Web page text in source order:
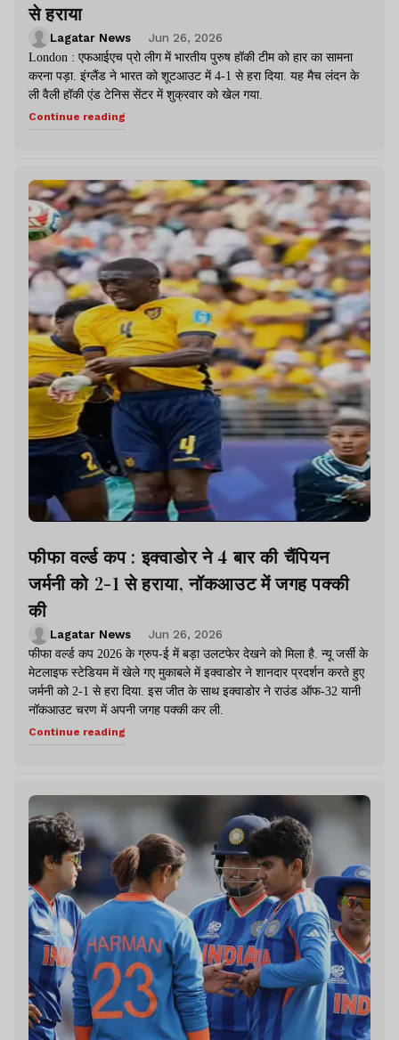
से हराया
Lagatar News
Jun 26, 2026
London : एफआईएच प्रो लीग में भारतीय पुरुष हॉकी टीम को हार का सामना
करना पड़ा. इंग्लैंड ने भारत को शूटआउट में 4-1 से हरा दिया. यह मैच लंदन के
ली वैली हॉकी एंड टेनिस सेंटर में शुक्रवार को खेल गया.
Continue reading
फीफा वर्ल्ड कप : इक्वाडोर ने 4 बार की चैंपियन
जर्मनी को 2-1 से हराया, नॉकआउट में जगह पक्की
की
Lagatar News
Jun 26, 2026
फीफा वर्ल्ड कप 2026 के ग्रुप-ई में बड़ा उलटफेर देखने को मिला है. न्यू जर्सी के
मेटलाइफ स्टेडियम में खेले गए मुकाबले में इक्वाडोर ने शानदार प्रदर्शन करते हुए
जर्मनी को 2-1 से हरा दिया. इस जीत के साथ इक्वाडोर ने राउंड ऑफ-32 यानी
नॉकआउट चरण में अपनी जगह पक्की कर ली.
Continue reading